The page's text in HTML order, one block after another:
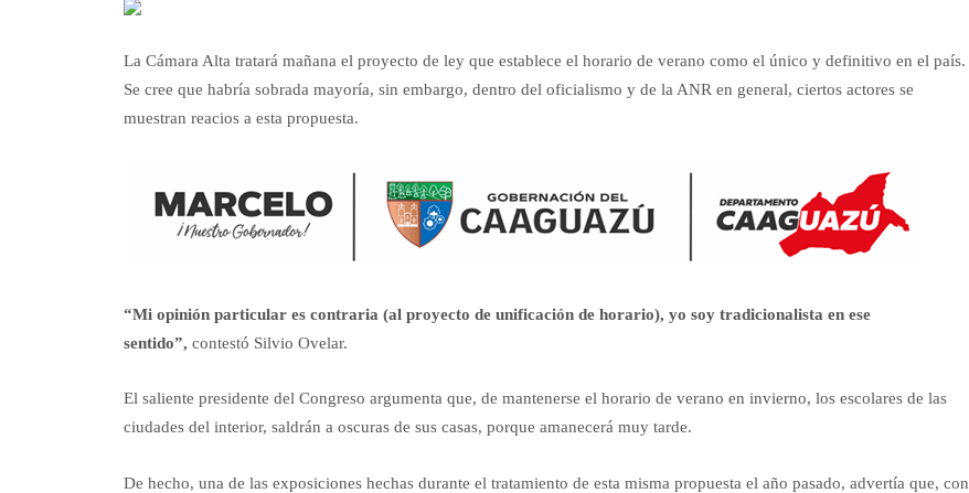
La Cámara Alta tratará mañana el proyecto de ley que establece el horario de verano como el único y definitivo en el país.
Se cree que habría sobrada mayoría, sin embargo, dentro del oficialismo y de la ANR en general, ciertos actores se
muestran reacios a esta propuesta.
“Mi opinión particular es contraria (al proyecto de unificación de horario), yo soy tradicionalista en ese
sentido”, contestó Silvio Ovelar.
El saliente presidente del Congreso argumenta que, de mantenerse el horario de verano en invierno, los escolares de las
ciudades del interior, saldrán a oscuras de sus casas, porque amanecerá muy tarde.
De hecho, una de las exposiciones hechas durante el tratamiento de esta misma propuesta el año pasado, advertía que, con